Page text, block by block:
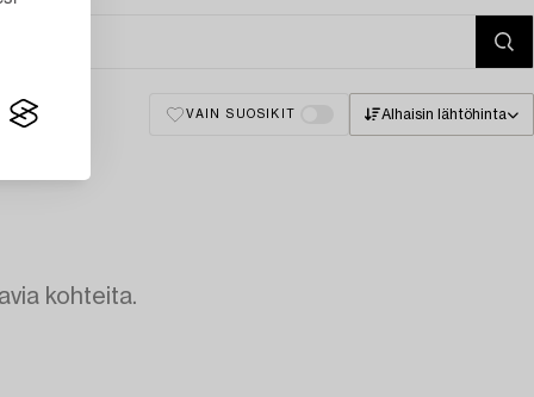
VAIN SUOSIKIT Alhaisin lähtöhinta
kohteita.